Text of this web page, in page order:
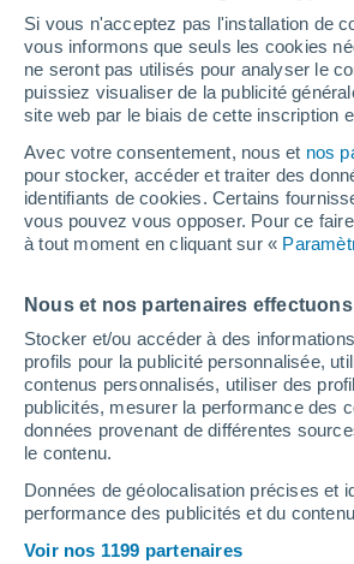
Si vous n'acceptez pas l'installation de
vous informons que seuls les cookies
ne seront pas utilisés pour analyser le
puissiez visualiser de la publicité
site web par le biais de cette inscription
Avec votre consentement, nous et nos
pour stocker, accéder et traiter des
identifiants de cookies. Certains
vous pouvez vous opposer. Pour ce
à tout moment en cliquant sur «
Nous et nos partenaires
Stocker et/ou accéder à des
profils pour la publicité personnalisée,
contenus personnalisés, utiliser des
publicités, mesurer la performance des
données provenant de différentes
le contenu.
Données de géolocalisation précises et
performance des publicités et du
Voir nos 1199 partenaires
Ben Sassi
Benrekah
Caid Teunsi
Camp de Sidi Ali
Charkaoua
Chroa
Dar Caid Ben Mekki
Dar Cherkaoui Ben Larbi
Dar Sidi Smail
Douar Cheikh el Bachir
Douar el Agagcha
Douar el Arbi Ben Ahmed